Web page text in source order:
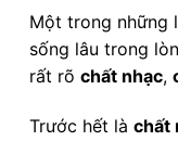
Một trong những
sống lâu trong
rất rõ chất nhạc,
Trước hết là chất